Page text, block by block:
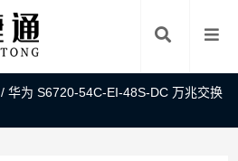
/华为 S6720-54C-EI-48S-DC 万兆交换